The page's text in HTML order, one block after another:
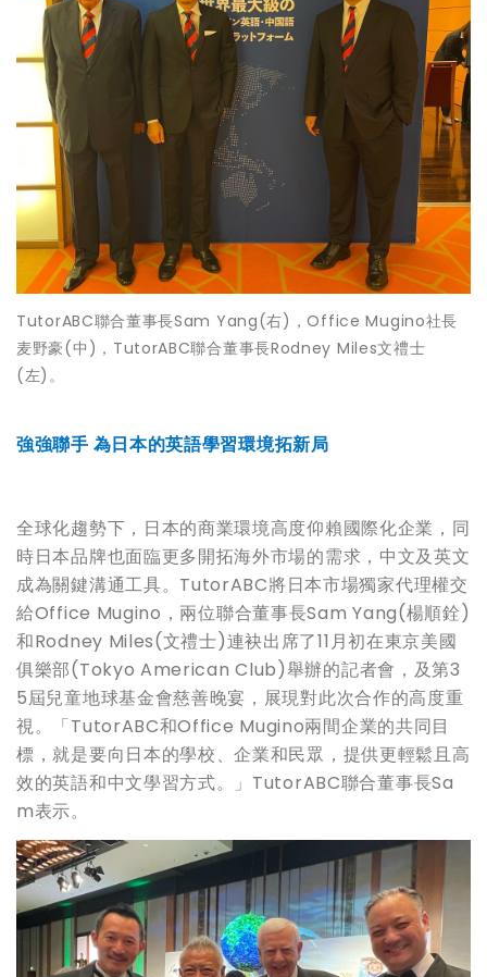
TutorABC聯合董事長Sam Yang(右)，Office Mugino社長
麦野豪(中)，TutorABC聯合董事長Rodney Miles文禮士
(左)。
強強聯手 為日本的英語學習環境拓新局
全球化趨勢下，日本的商業環境高度仰賴國際化企業，同
時日本品牌也面臨更多開拓海外市場的需求，中文及英文
成為關鍵溝通工具。TutorABC將日本市場獨家代理權交
給Office Mugino，兩位聯合董事長Sam Yang(楊順銓)
和Rodney Miles(文禮士)連袂出席了11月初在東京美國
俱樂部(Tokyo American Club)舉辦的記者會，及第3
5屆兒童地球基金會慈善晚宴，展現對此次合作的高度重
視。「TutorABC和Office Mugino兩間企業的共同目
標，就是要向日本的學校、企業和民眾，提供更輕鬆且高
效的英語和中文學習方式。」TutorABC聯合董事長Sa
m表示。